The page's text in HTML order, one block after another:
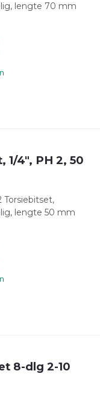
lengte 70 mm
1/4", PH 2, 50
Torsiebitset,
lengte 50 mm
8-dlg 2-10